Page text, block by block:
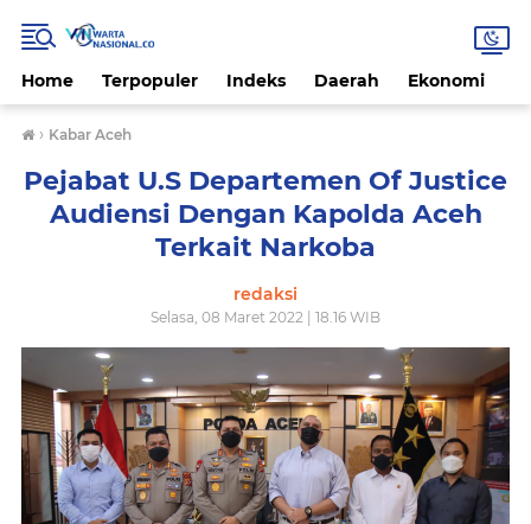
Home Terpopuler Indeks Daerah Ekonomi
› Kabar Aceh
Pejabat U.S Departemen Of Justice
Audiensi Dengan Kapolda Aceh
Terkait Narkoba
redaksi
Selasa, 08 Maret 2022 | 18.16 WIB